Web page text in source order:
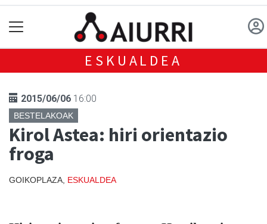
ESKUALDEA
2015/06/06 16:00
BESTELAKOAK
Kirol Astea: hiri orientazio
froga
GOIKOPLAZA, ESKUALDEA